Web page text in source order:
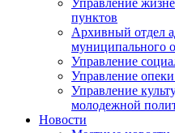
Управление
пунктов
Архивный отдел
муниципального
Управление
Управление
Управление
молодежной
Новости